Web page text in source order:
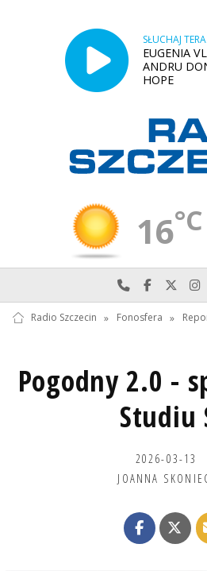
SŁUCHAJ
EUGENIA
ANDRU
HOPE
16°C
Najlepiej po
Odwiedź
Radio Szczecin » Fonosfera »
Pogodny 2.0 -
Studiu
2026-03-13
JOANNA